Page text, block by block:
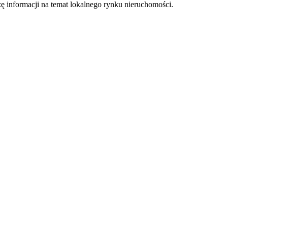
informacji na temat lokalnego rynku nieruchomości.